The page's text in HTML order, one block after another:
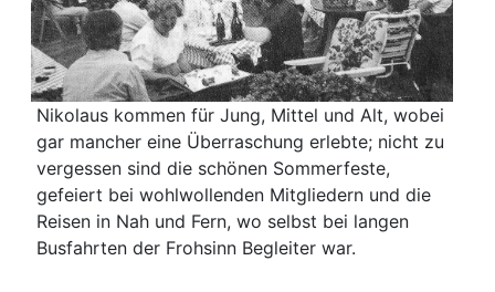
Nikolaus kommen für Jung, Mittel und Alt, wobei
gar mancher eine Überraschung erlebte; nicht zu
vergessen sind die schönen Sommerfeste,
gefeiert bei wohlwollenden Mitgliedern und die
Reisen in Nah und Fern, wo selbst bei langen
Busfahrten der Frohsinn Begleiter war.